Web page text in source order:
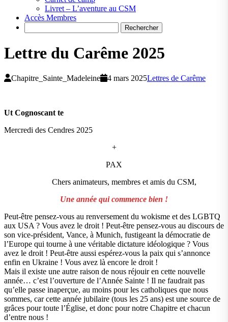
Livret – L’aventure au CSM
Accès Membres
Lettre du Carême 2025
Chapitre_Sainte_Madeleine 4 mars 2025Lettres de Carême
Ut Cognoscant te
Mercredi des Cendres 2025
+
PAX
Chers animateurs, membres et amis du CSM,
Une année qui commence bien !
Peut-être pensez-vous au renversement du wokisme et des LGBTQ
aux USA ? Vous avez le droit ! Peut-être pensez-vous au discours de
son vice-président, Vance, à Munich, fustigeant la démocratie de
l’Europe qui tourne à une véritable dictature idéologique ? Vous
avez le droit ! Peut-être aussi espérez-vous la paix qui s’annonce
enfin en Ukraine ! Vous avez là encore le droit !
Mais il existe une autre raison de nous réjouir en cette nouvelle
année… c’est l’ouverture de l’Année Sainte ! Il ne faudrait pas
qu’elle passe inaperçue, au moins pour les catholiques que nous
sommes, car cette année jubilaire (tous les 25 ans) est une source de
grâces pour toute l’Église, et donc pour notre Chapitre et chacun
d’entre nous !